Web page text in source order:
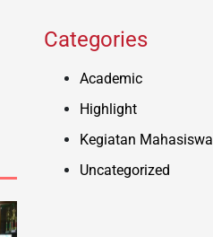
Categories
Academic
Highlight
Kegiatan Mahasiswa
Uncategorized